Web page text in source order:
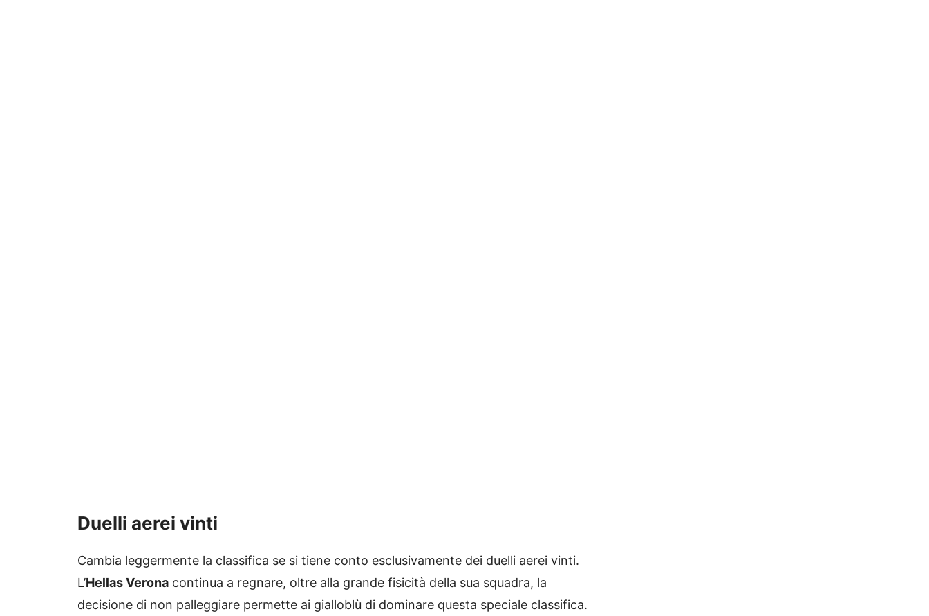
Duelli aerei vinti
Cambia leggermente la classifica se si tiene conto esclusivamente dei duelli aerei vinti.
L’Hellas Verona continua a regnare, oltre alla grande fisicità della sua squadra, la
decisione di non palleggiare permette ai gialloblù di dominare questa speciale classifica.